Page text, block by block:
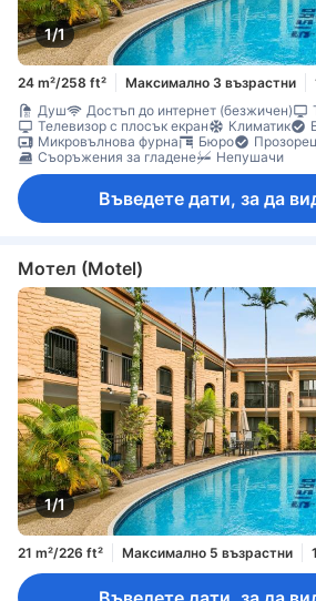
1/1
24 m²/258 ft² Максимално 3 възрастни
Душ
Достъп до интернет (безжичен)
Телевизор с плосък екран
Климатик
Микровълнова фурна
Бюро Прозорец
Съоръжения за гладене
Непушачи
Въведете дати, за да
Мотел (Motel)
1/1
21 m²/226 ft² Максимално 5 възрастни